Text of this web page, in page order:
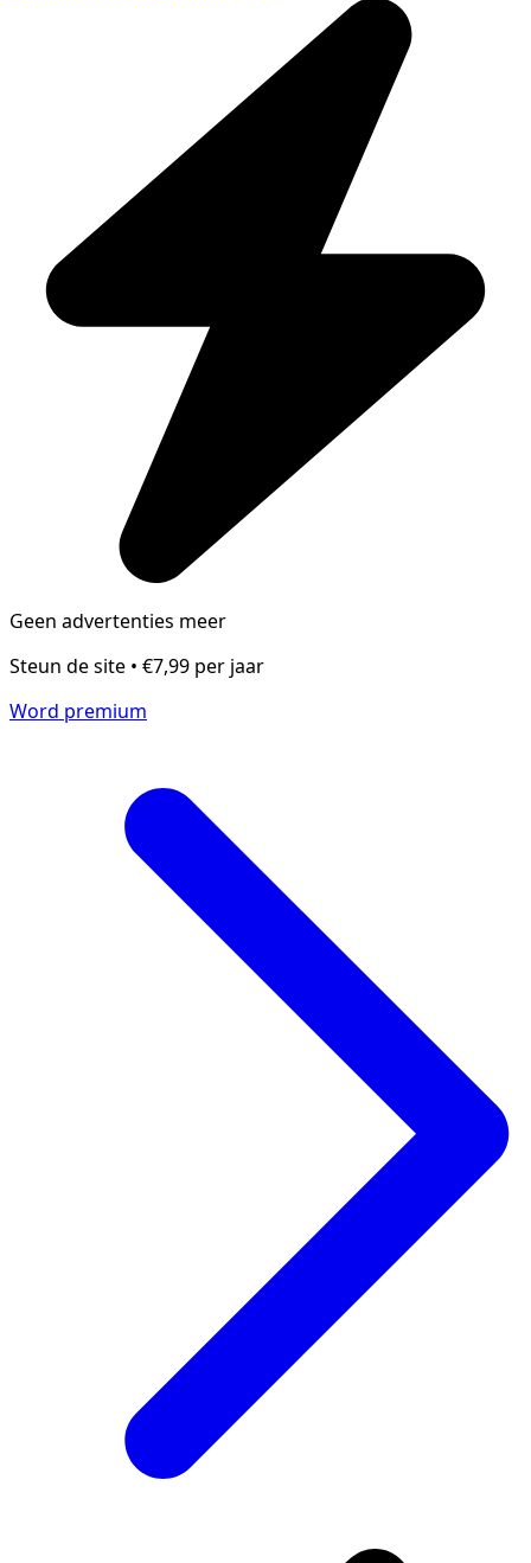
Geen advertenties meer
Steun de site • €7,99 per jaar
Word premium